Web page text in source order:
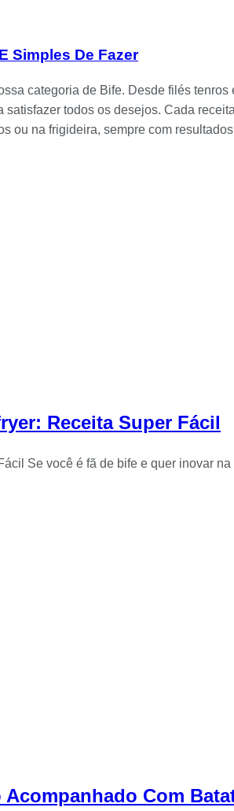
Simples De Fazer
categoria de Bife. Desde filés
todos os desejos. Cada
​​ou na frigideira, sempre com
Receita Super Fácil
Se você é fã de bife e quer inovar
Com